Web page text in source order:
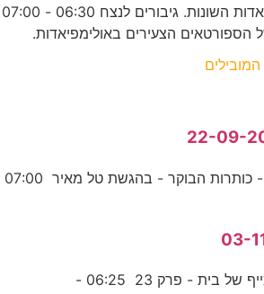
ודרום קוריאה באולימפיאדות השונות. גיבורים לנצח 06:30 - 07:00
הצעירים באולימפיאדות.
06:00 - מבזק 06:05 - כותרות הבוקר - בהגשת טל מאיר 07:00